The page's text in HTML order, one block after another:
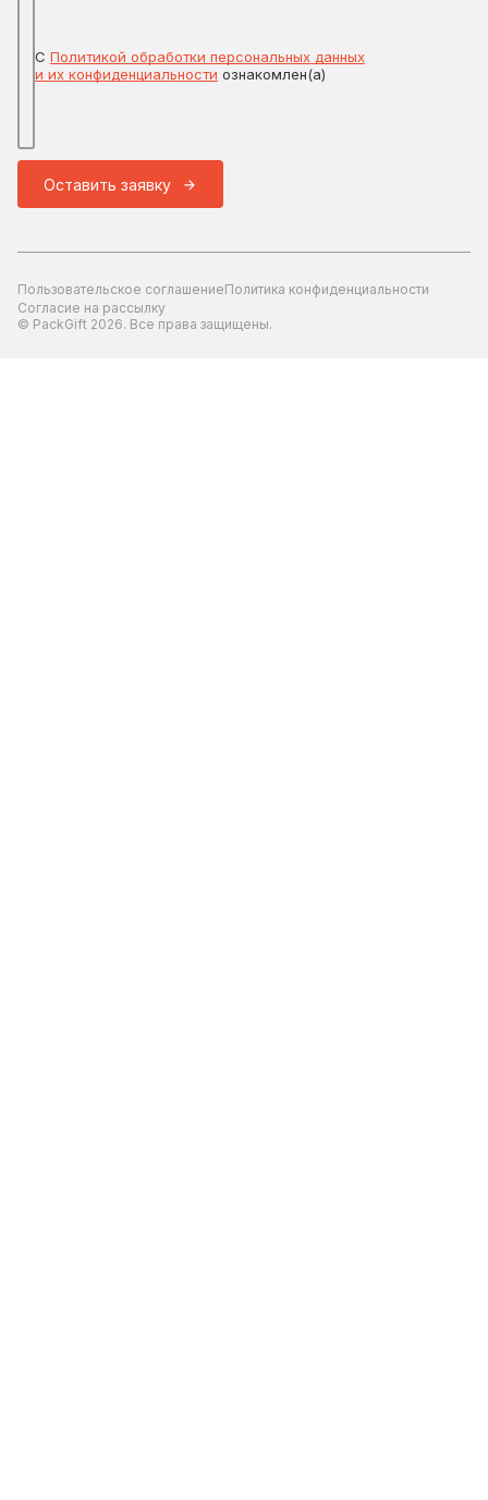
С Политикой обработки персональных данных
и их конфиденциальности ознакомлен(а)
Оставить заявку
Пользовательское соглашениеПолитика конфиденциальности
Согласие на рассылку
© PackGift 2026. Все права защищены.